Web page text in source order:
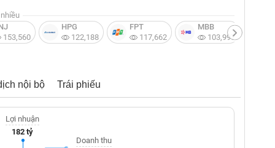
153,560
HPG
122,188
FPT
117,662
MBB
103,997
nội bộ Trái phiếu
Lợi nhuận
182 tỷ
Doanh thu